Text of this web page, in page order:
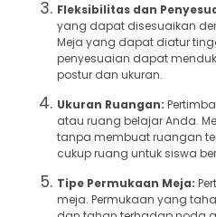
Fleksibilitas dan
yang dapat disesuaikan
Meja yang dapat diatur
penyesuaian dapat
postur dan ukuran.
Ukuran Ruangan:
atau ruang belajar Anda.
tanpa membuat ruangan
cukup ruang untuk siswa
Tipe Permukaan Meja:
meja. Permukaan yang